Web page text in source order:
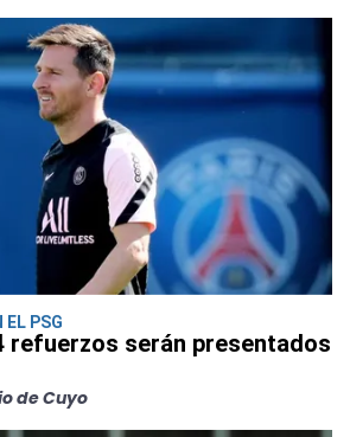
EL PSG
refuerzos serán presentados
de Cuyo